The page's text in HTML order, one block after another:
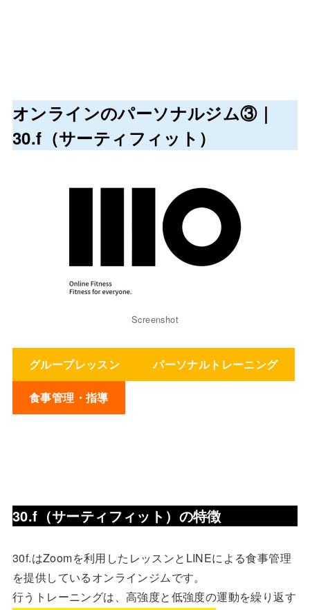
オンラインのパーソナルジム③｜
30.f（サーティフィット）
Screenshot
グループレッスン パーソナルトレーニング
食事管理・指導
30.f（サーティフィット）の特徴
30f.はZoomを利用したレッスンとLINEによる食事管理
を提供しているオンラインジムです。
行うトレーニングは、高強度と低強度の運動を繰り返す